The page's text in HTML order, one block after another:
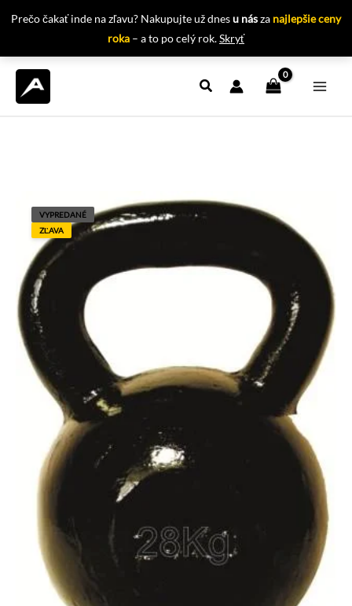
Prečo čakať inde na zľavu? Nakupujte už dnesu násza najlepšie ceny
roka – a to po celý rok.Skryť
Preskočiť
VYPREDANÉ
ZĽAVA